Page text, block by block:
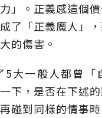
」。正義感這個
了「正義魔人」
的傷害。
5大一般人都曾「
下，是否在下述
碰到同樣的情事